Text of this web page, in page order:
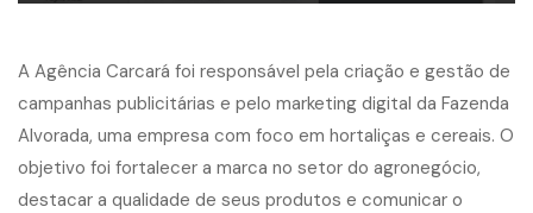
A Agência Carcará foi responsável pela criação e gestão de
campanhas publicitárias e pelo marketing digital da Fazenda
Alvorada, uma empresa com foco em hortaliças e cereais. O
objetivo foi fortalecer a marca no setor do agronegócio,
destacar a qualidade de seus produtos e comunicar o